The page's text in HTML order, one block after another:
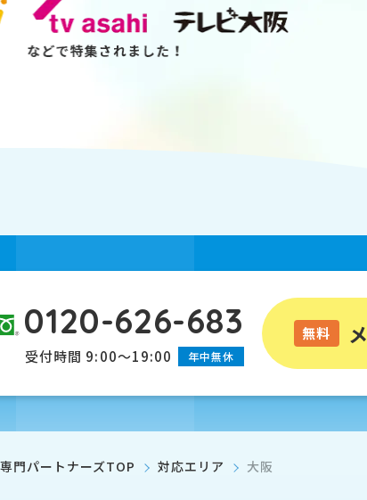
0120-626-683
受付時間 9:00～19:00 年中無休
無料
門パートナーズTOP 対応エリア 大阪